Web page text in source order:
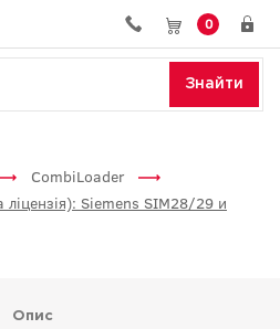
0
Знайти
CombiLoader
ліцензія): Siemens SIM28/29 и
Опис